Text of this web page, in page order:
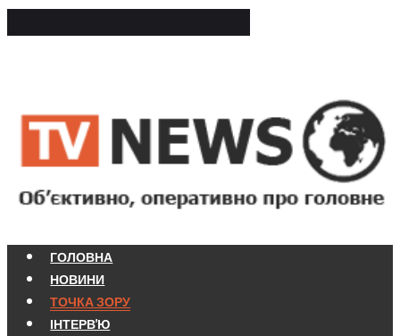
ГОЛОВНА
НОВИНИ
ТОЧКА ЗОРУ
ІНТЕРВ'Ю